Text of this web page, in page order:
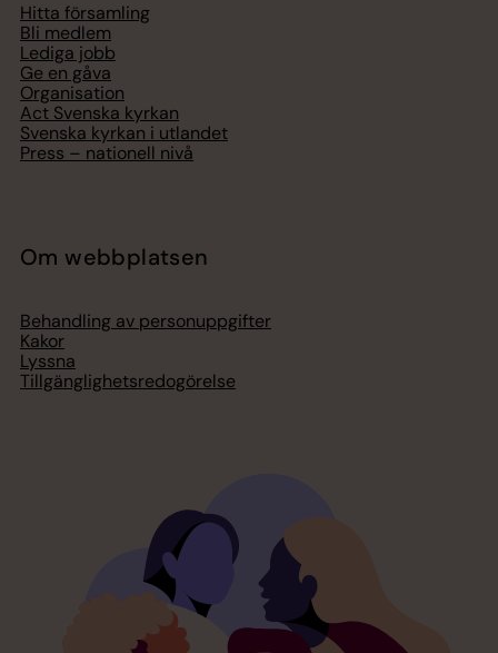
Hitta församling
Bli medlem
Lediga jobb
Ge en gåva
Organisation
Act Svenska kyrkan
Svenska kyrkan i utlandet
Press – nationell nivå
Om webbplatsen
Behandling av personuppgifter
Kakor
Lyssna
Tillgänglighetsredogörelse